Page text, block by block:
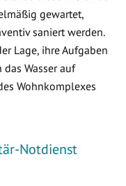
gewartet,
saniert werden.
Lage, ihre Aufgaben
Wasser auf
Wohnkomplexes
Notdienst